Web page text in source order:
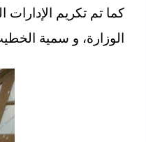
كما تم تكريم
الوزارة، و سمية